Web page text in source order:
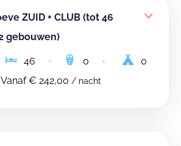
ZUID + CLUB (tot 46
gebouwen)
46 0
0
€ 242,00 / nacht